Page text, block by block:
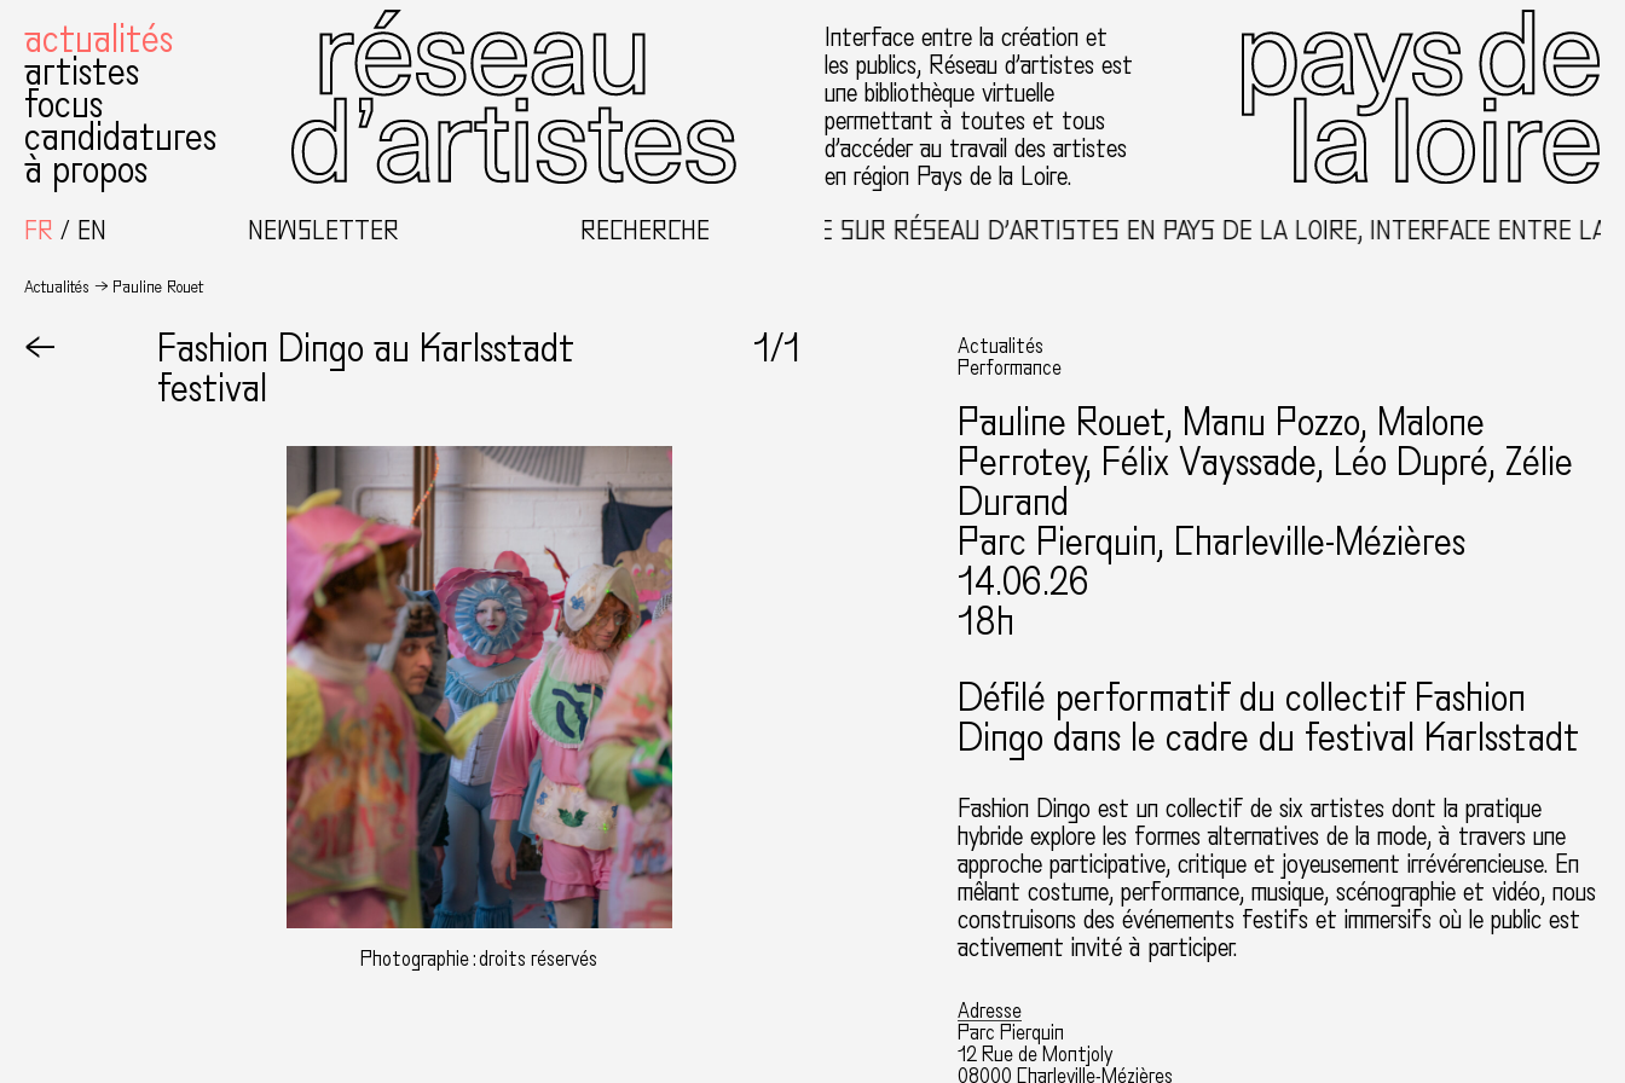
actualités
artistes
focus
candidatures
à propos
Interface entre la création et
les publics, Réseau d’artistes est
une bibliothèque virtuelle
permettant à toutes et tous
d’accéder au travail des artistes
en région Pays de la Loire.
FR
EN NEWSLETTER RECHERCHEBIENVENUE SUR RÉSEAU D’ARTISTES EN PAYS DE LA LOIRE, INTERFACE ENTRE LA
Actualités Pauline Rouet
←
Fashion Dingo au Karlsstadt
festival
1/1
Photographie : droits réservés
Actualités
Performance
Pauline Rouet, Manu Pozzo, Malone
Perrotey, Félix Vayssade, Léo Dupré, Zélie
Durand
Parc Pierquin, Charleville-Mézières
14.06.26
18h
Défilé performatif du collectif Fashion
Dingo dans le cadre du festival Karlsstadt
Fashion Dingo est un collectif de six artistes dont la pratique
hybride explore les formes alternatives de la mode, à travers une
approche participative, critique et joyeusement irrévérencieuse. En
mêlant costume, performance, musique, scénographie et vidéo, nous
construisons des événements festifs et immersifs où le public est
activement invité à participer.
Adresse
Parc Pierquin
12 Rue de Montjoly
08000 Charleville-Mézières